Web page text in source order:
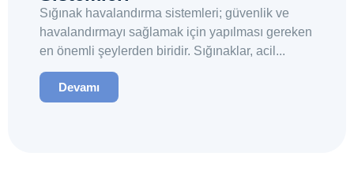
Sığınak havalandırma sistemleri; güvenlik ve
havalandırmayı sağlamak için yapılması gereken
en önemli şeylerden biridir. Sığınaklar, acil...
Devamı